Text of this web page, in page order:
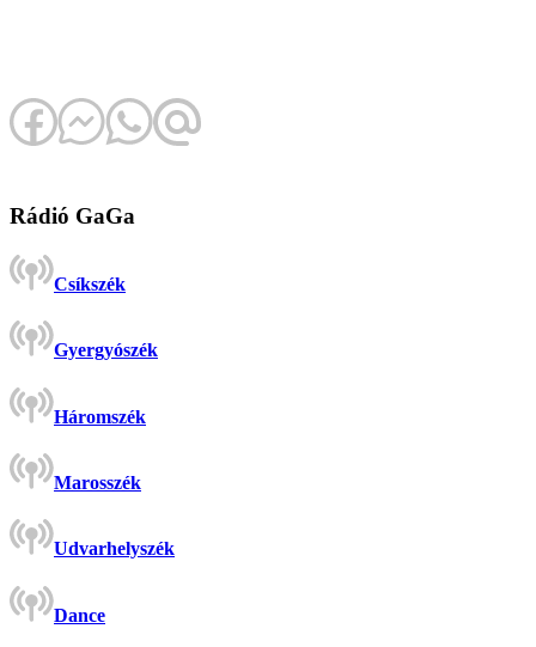
Rádió GaGa
Csíkszék
Gyergyószék
Háromszék
Marosszék
Udvarhelyszék
Dance